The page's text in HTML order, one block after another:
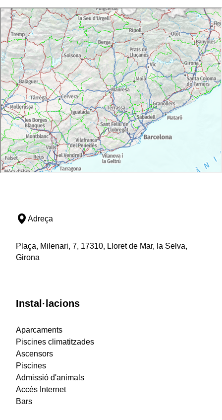
Adreça
Plaça, Milenari, 7, 17310, Lloret de Mar, la Selva,
Girona
Instal·lacions
Aparcaments
Piscines climatitzades
Ascensors
Piscines
Admissió d'animals
Accés Internet
Bars